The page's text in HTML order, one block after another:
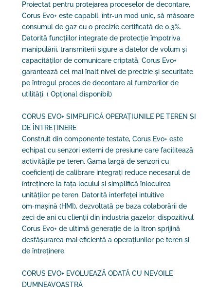
Proiectat pentru protejarea proceselor de decontare,
Corus Evo+ este capabil, într‑un mod unic, să măsoare
consumul de gaz cu o precizie certificată de 0,3%.
Datorită funcțiilor integrate de protecție împotriva
manipulării, transmiterii sigure a datelor de volum și
capacităților de comunicare criptată, Corus Evo+
garantează cel mai înalt nivel de precizie și securitate
pe întregul proces de decontare al furnizorilor de
utilități. ( Opțional disponibil)
CORUS EVO+ SIMPLIFICĂ OPERAȚIUNILE PE TEREN ȘI
DE ÎNTREȚINERE
Construit din componente testate, Corus Evo+ este
echipat cu senzori externi de presiune care facilitează
activitățile pe teren. Gama largă de senzori cu
coeficienți de calibrare integrați reduce necesarul de
întreținere la fața locului și simplifică înlocuirea
unităților pe teren. Datorită interfeței intuitive
om‑mașină (HMI), dezvoltată pe baza colaborării de
zeci de ani cu clienții din industria gazelor, dispozitivul
Corus Evo+ de ultimă generație de la Itron sprijină
desfășurarea mai eficientă a operațiunilor pe teren și
de întreținere.
CORUS EVO+ EVOLUEAZĂ ODATĂ CU NEVOILE
DUMNEAVOASTRĂ